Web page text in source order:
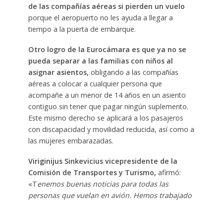
de las compañías aéreas si pierden un vuelo
porque el aeropuerto no les ayuda a llegar a
tiempo a la puerta de embarque.
Otro logro de la Eurocámara es que ya no se
pueda separar a las familias con niños al
asignar asientos, obligando a las compañías
aéreas a colocar a cualquier persona que
acompañe a un menor de 14 años en un asiento
contiguo sin tener que pagar ningún suplemento.
Este mismo derecho se aplicará a los pasajeros
con discapacidad y movilidad reducida, así como a
las mujeres embarazadas.
Viriginijus Sinkevicius vicepresidente de la
Comisión de Transportes y Turismo, afirmó:
«Tenemos buenas noticias para todas las
personas que vuelan en avión. Hemos trabajado